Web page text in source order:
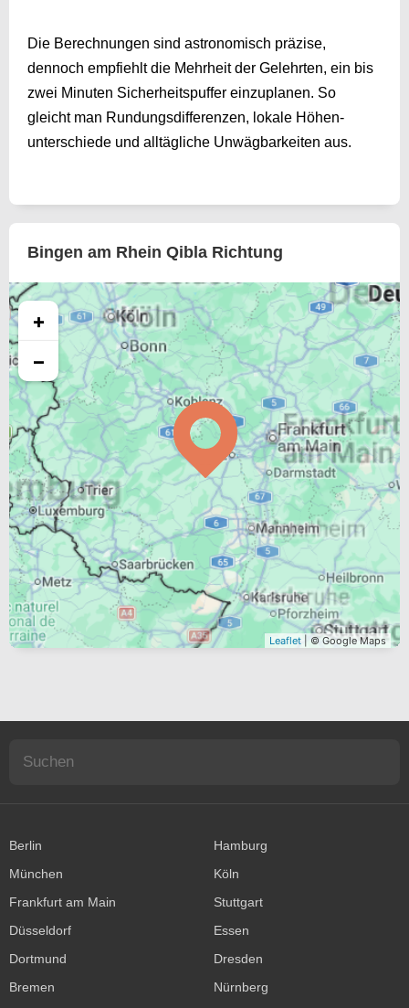
Die Berechnungen sind astronomisch präzise,
dennoch empfiehlt die Mehrheit der Gelehrten, ein bis
zwei Minuten Sicherheits­puffer einzuplanen. So
gleicht man Rundungs­differenzen, lokale Höhen­
unterschiede und alltägliche Unwägbarkeiten aus.
Bingen am Rhein Qibla Richtung
+
−
Leaflet | © Google Maps
Berlin
Hamburg
München
Köln
Frankfurt am Main
Stuttgart
Düsseldorf
Essen
Dortmund
Dresden
Bremen
Nürnberg